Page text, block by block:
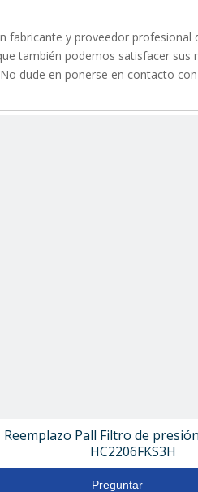
fabricante y proveedor profesional
también podemos satisfacer sus
dude en ponerse en contacto
Reemplazo Pall Filtro de
HC2206FKS3H
Preguntar